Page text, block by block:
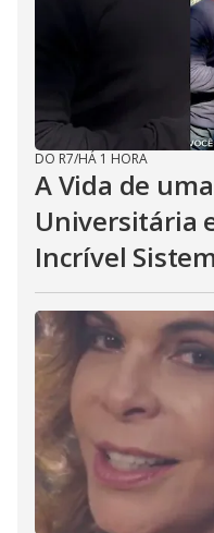
DO R7/HÁ 1 HORA
A Vida de
Universitária
Incrível